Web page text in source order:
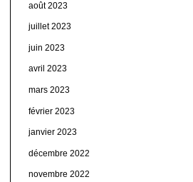
août 2023
juillet 2023
juin 2023
avril 2023
mars 2023
février 2023
janvier 2023
décembre 2022
novembre 2022